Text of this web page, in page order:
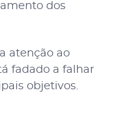
dos
atenção ao
fadado a falhar
objetivos.